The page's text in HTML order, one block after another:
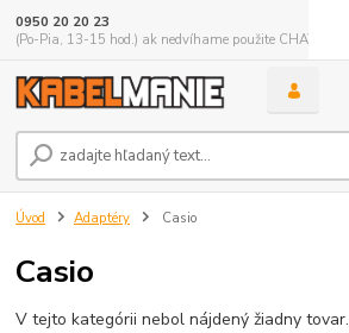
0950 20 20 23
(Po-Pia, 13-15 hod.) ak nedvíhame použite CHATBOX
Úvod Adaptéry Casio
Casio
V tejto kategórii nebol nájdený žiadny tovar.